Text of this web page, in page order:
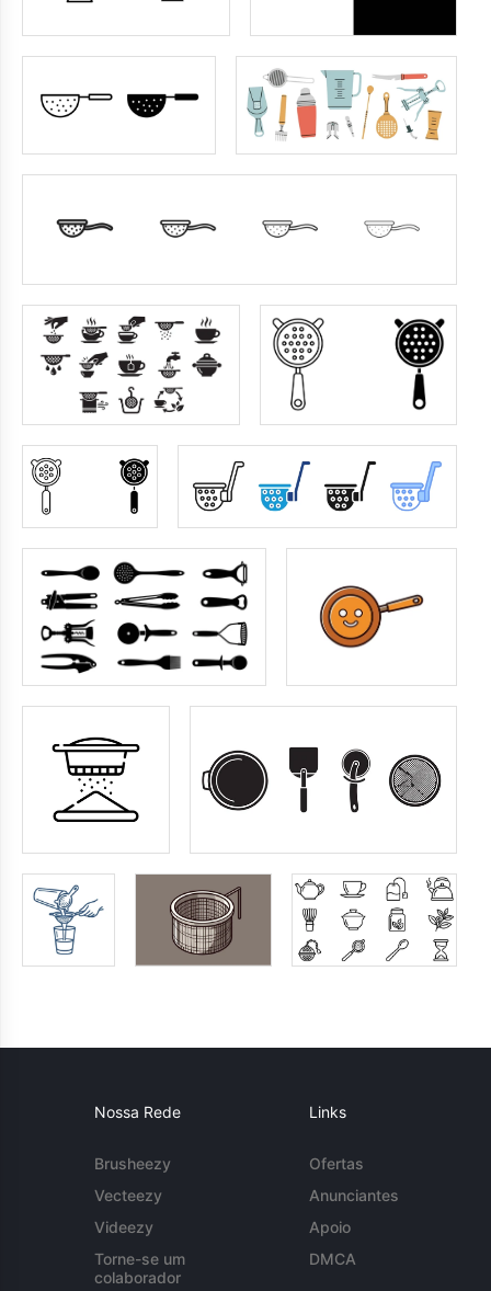
Nossa Rede
Brusheezy
Vecteezy
Videezy
Torne-se um
colaborador
Links
Ofertas
Anunciantes
Apoio
DMCA